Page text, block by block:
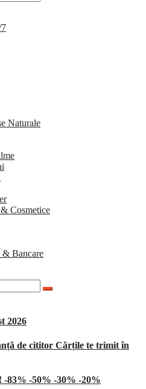
Naturale
Cosmetice
& Bancare
2026
de cititor Cărțile te trimit în
-83% -50% -30% -20%